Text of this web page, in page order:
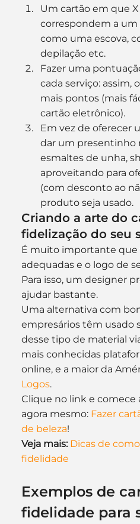
Um cartão em que
correspondem a um
como uma escova,
depilação etc.
Fazer uma
cada serviço: assim,
mais pontos (mais
cartão eletrônico).
Em vez de oferecer
dar um presentinho
esmaltes de unha,
aproveitando para
(com desconto ao
produto seja usado.
Criando a arte do
fidelização do seu
É muito importante que
adequadas e o logo de
Para isso, um designer
ajudar bastante.
Uma alternativa com
empresários têm usado
desse tipo de material
mais conhecidas
online, e a maior da
Logos.
Clique no link e comece
agora mesmo: Fazer
de beleza!
Veja mais: Dicas de
fidelidade
Exemplos de
fidelidade para